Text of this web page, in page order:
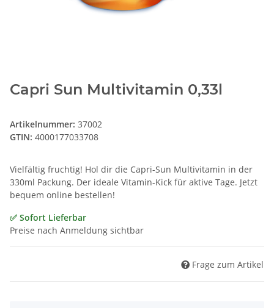
Capri Sun Multivitamin 0,33l
Artikelnummer: 37002
GTIN: 4000177033708
Vielfältig fruchtig! Hol dir die Capri-Sun Multivitamin in der
330ml Packung. Der ideale Vitamin-Kick für aktive Tage. Jetzt
bequem online bestellen!
✅ Sofort Lieferbar
Preise nach Anmeldung sichtbar
Frage zum Artikel